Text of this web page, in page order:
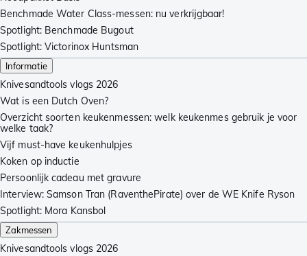
Benchmade Water Class-messen: nu verkrijgbaar!
Spotlight: Benchmade Bugout
Spotlight: Victorinox Huntsman
Informatie
Knivesandtools vlogs 2026
Wat is een Dutch Oven?
Overzicht soorten keukenmessen: welk keukenmes gebruik je voor
welke taak?
Vijf must-have keukenhulpjes
Koken op inductie
Persoonlijk cadeau met gravure
Interview: Samson Tran (RaventhePirate) over de WE Knife Ryson
Spotlight: Mora Kansbol
Zakmessen
Knivesandtools vlogs 2026